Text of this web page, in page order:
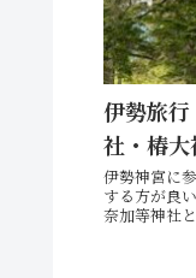
伊勢旅
社・椿大
伊勢神宮に
する方が良
奈加等神社